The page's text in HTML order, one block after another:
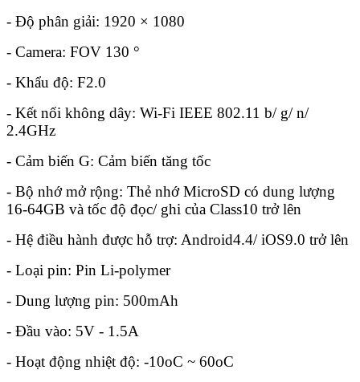
- Độ phân giải: 1920 × 1080
- Camera: FOV 130 °
- Khẩu độ: F2.0
- Kết nối không dây: Wi-Fi IEEE 802.11 b/ g/ n/
2.4GHz
- Cảm biến G: Cảm biến tăng tốc
- Bộ nhớ mở rộng: Thẻ nhớ MicroSD có dung lượng
16-64GB và tốc độ đọc/ ghi của Class10 trở lên
- Hệ điều hành được hỗ trợ: Android4.4/ iOS9.0 trở lên
- Loại pin: Pin Li-polymer
- Dung lượng pin: 500mAh
- Đầu vào: 5V - 1.5A
- Hoạt động nhiệt độ: -10oC ~ 60oC